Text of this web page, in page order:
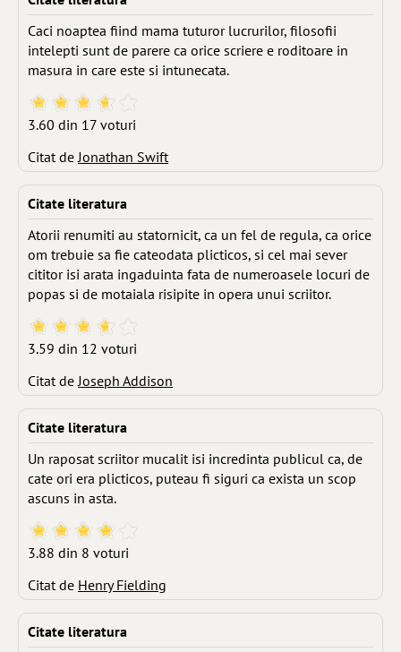
Caci noaptea fiind mama tuturor lucrurilor, filosofii
intelepti sunt de parere ca orice scriere e roditoare in
masura in care este si intunecata.
3.60 din 17 voturi
Citat deJonathan Swift
Citate literatura
Atorii renumiti au statornicit, ca un fel de regula, ca orice
om trebuie sa fie cateodata plicticos, si cel mai sever
cititor isi arata ingaduinta fata de numeroasele locuri de
popas si de motaiala risipite in opera unui scriitor.
3.59 din 12 voturi
Citat deJoseph Addison
Citate literatura
Un raposat scriitor mucalit isi incredinta publicul ca, de
cate ori era plicticos, puteau fi siguri ca exista un scop
ascuns in asta.
3.88 din 8 voturi
Citat de Henry Fielding
Citate literatura